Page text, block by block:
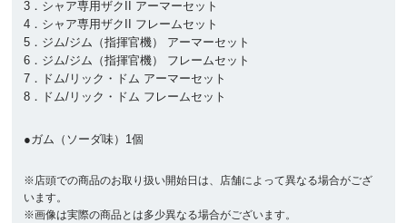
3．シャア専用ザクII アーマーセット
4．シャア専用ザクII フレームセット
5．ジム/ジム（指揮官機） アーマーセット
6．ジム/ジム（指揮官機） フレームセット
7．ドム/リック・ドム アーマーセット
8．ドム/リック・ドム フレームセット
●ガム（ソーダ味）1個
※店頭での商品のお取り扱い開始日は、店舗によって異なる場合がござ
います。
※画像は実際の商品とは多少異なる場合がございます。